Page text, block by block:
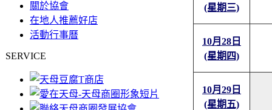
關於協會
在地人推薦好店
活動行事曆
SERVICE
(星期三)
10月28日
(星期四)
10月29日
(星期五)